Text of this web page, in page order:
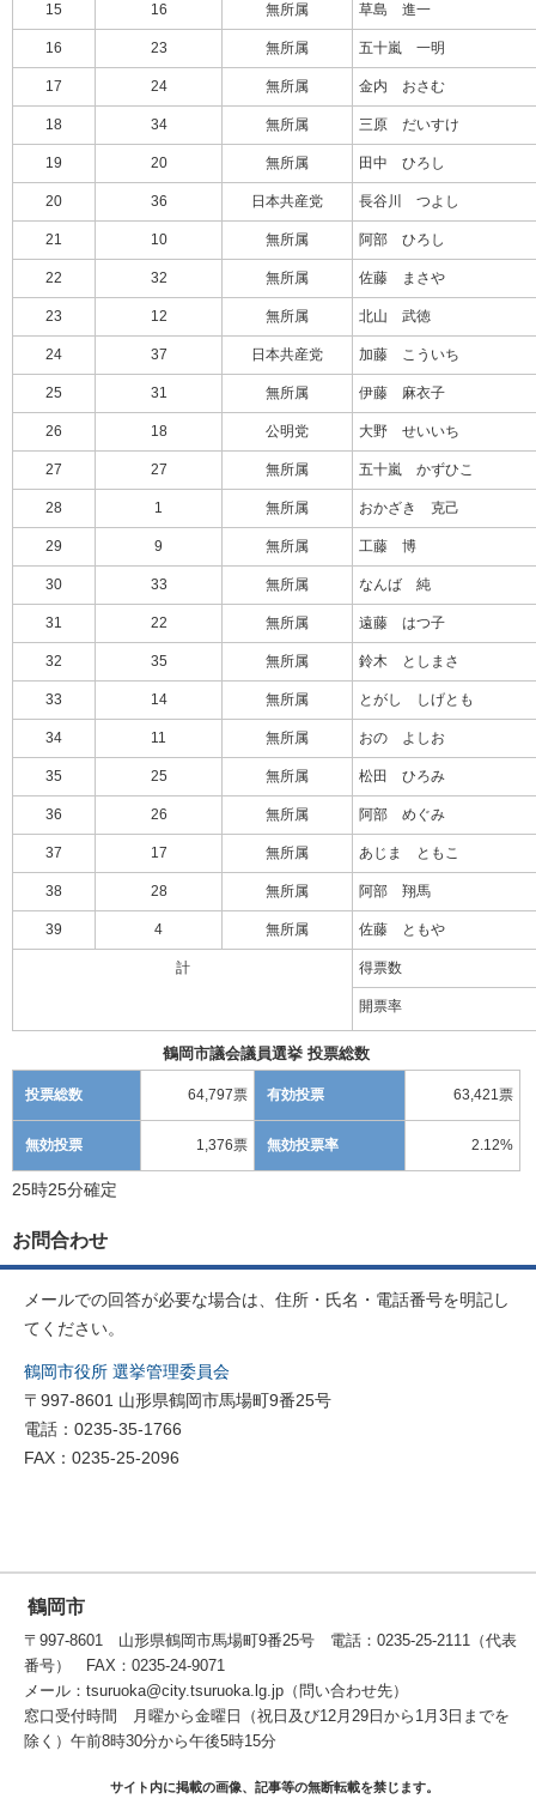
15 16 無所属 草島 進一
16 23 無所属 五十嵐 一明
17 24 無所属 金内 おさむ
18 34 無所属 三原 だいすけ
19 20 無所属 田中 ひろし
20 36 日本共産党 長谷川 つよし
21 10 無所属 阿部 ひろし
22 32 無所属 佐藤 まさや
23 12 無所属 北山 武徳
24 37 日本共産党 加藤 こういち
25 31 無所属 伊藤 麻衣子
26 18 公明党 大野 せいいち
27 27 無所属 五十嵐 かずひこ
28 1 無所属 おかざき 克己
29 9 無所属 工藤 博
30 33 無所属 なんば 純
31 22 無所属 遠藤 はつ子
32 35 無所属 鈴木 としまさ
33 14 無所属 とがし しげとも
34 11 無所属 おの よしお
35 25 無所属 松田 ひろみ
36 26 無所属 阿部 めぐみ
37 17 無所属 あじま ともこ
38 28 無所属 阿部 翔馬
39 4 無所属 佐藤 ともや
計 得票数
開票率
鶴岡市議会議員選挙 投票総数
投票総数 64,797票 有効投票 63,421票
無効投票 1,376票 無効投票率 2.12%
25時25分確定
お問合わせ
メールでの回答が必要な場合は、住所・氏名・電話番号を明記し
てください。
鶴岡市役所 選挙管理委員会
〒997-8601 山形県鶴岡市馬場町9番25号
電話：0235-35-1766
FAX：0235-25-2096
鶴岡市
〒997-8601 山形県鶴岡市馬場町9番25号 電話：0235-25-2111（代表
番号） FAX：0235-24-9071
メール：tsuruoka@city.tsuruoka.lg.jp（問い合わせ先）
窓口受付時間 月曜から金曜日（祝日及び12月29日から1月3日までを
除く）午前8時30分から午後5時15分
サイト内に掲載の画像、記事等の無断転載を禁じます。